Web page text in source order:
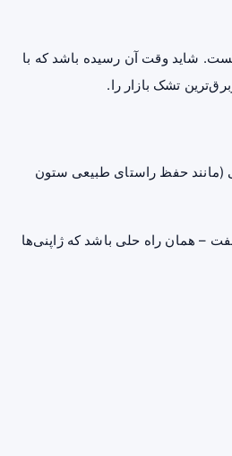
شاید وقت آن رسیده باشد که با
تشک بازار را.
(مانند حفظ راستای طبیعی ستون
– همان راه حلی باشد که ژاپنی‌ها